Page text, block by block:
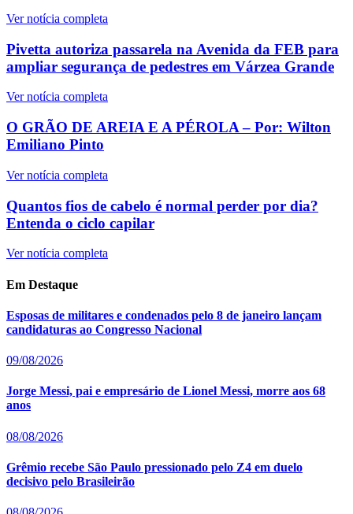
Ver notícia completa
Pivetta autoriza passarela na Avenida da FEB para
ampliar segurança de pedestres em Várzea Grande
Ver notícia completa
O GRÃO DE AREIA E A PÉROLA – Por: Wilton
Emiliano Pinto
Ver notícia completa
Quantos fios de cabelo é normal perder por dia?
Entenda o ciclo capilar
Ver notícia completa
Em Destaque
Esposas de militares e condenados pelo 8 de janeiro lançam
candidaturas ao Congresso Nacional
09/08/2026
Jorge Messi, pai e empresário de Lionel Messi, morre aos 68
anos
08/08/2026
Grêmio recebe São Paulo pressionado pelo Z4 em duelo
decisivo pelo Brasileirão